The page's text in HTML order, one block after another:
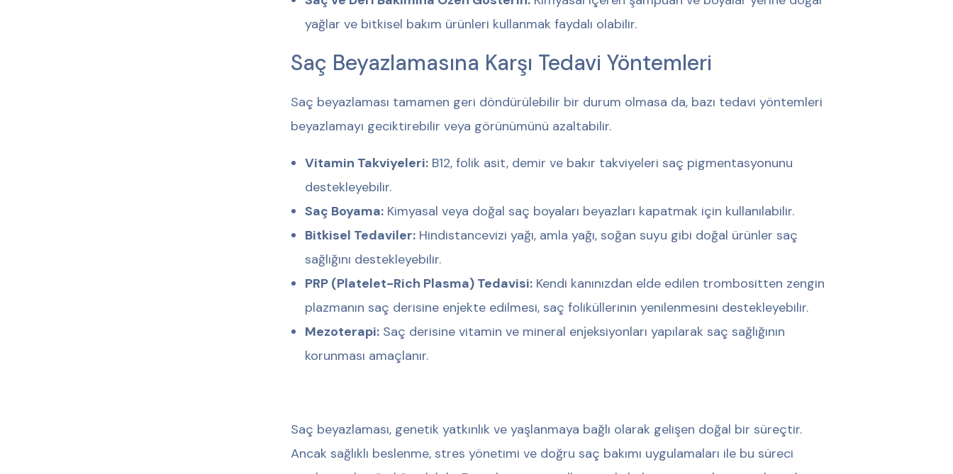
yağlar ve bitkisel bakım ürünleri kullanmak faydalı olabilir.
Saç Beyazlamasına Karşı Tedavi Yöntemleri
Saç beyazlaması tamamen geri döndürülebilir bir durum olmasa da, bazı tedavi yöntemleri
beyazlamayı geciktirebilir veya görünümünü azaltabilir.
Vitamin Takviyeleri:B12, folik asit, demir ve bakır takviyeleri saç pigmentasyonunu
destekleyebilir.
Saç Boyama:Kimyasal veya doğal saç boyaları beyazları kapatmak için kullanılabilir.
Bitkisel Tedaviler:Hindistancevizi yağı, amla yağı, soğan suyu gibi doğal ürünler saç
sağlığını destekleyebilir.
PRP (Platelet-Rich Plasma) Tedavisi:Kendi kanınızdan elde edilen trombositten zengin
plazmanın saç derisine enjekte edilmesi, saç foliküllerinin yenilenmesini destekleyebilir.
Mezoterapi:Saç derisine vitamin ve mineral enjeksiyonları yapılarak saç sağlığının
korunması amaçlanır.
Saç beyazlaması, genetik yatkınlık ve yaşlanmaya bağlı olarak gelişen doğal bir süreçtir.
Ancak sağlıklı beslenme, stres yönetimi ve doğru saç bakımı uygulamaları ile bu süreci